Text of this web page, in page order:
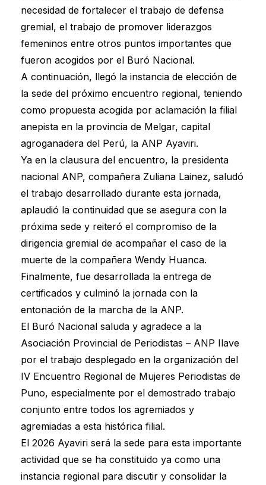
necesidad de fortalecer el trabajo de defensa
gremial, el trabajo de promover liderazgos
femeninos entre otros puntos importantes que
fueron acogidos por el Buró Nacional.
A continuación, llegó la instancia de elección de
la sede del próximo encuentro regional, teniendo
como propuesta acogida por aclamación la filial
anepista en la provincia de Melgar, capital
agroganadera del Perú, la ANP Ayaviri.
Ya en la clausura del encuentro, la presidenta
nacional ANP, compañera Zuliana Lainez, saludó
el trabajo desarrollado durante esta jornada,
aplaudió la continuidad que se asegura con la
próxima sede y reiteró el compromiso de la
dirigencia gremial de acompañar el caso de la
muerte de la compañera Wendy Huanca.
Finalmente, fue desarrollada la entrega de
certificados y culminó la jornada con la
entonación de la marcha de la ANP.
El Buró Nacional saluda y agradece a la
Asociación Provincial de Periodistas – ANP Ilave
por el trabajo desplegado en la organización del
IV Encuentro Regional de Mujeres Periodistas de
Puno, especialmente por el demostrado trabajo
conjunto entre todos los agremiados y
agremiadas a esta histórica filial.
El 2026 Ayaviri será la sede para esta importante
actividad que se ha constituido ya como una
instancia regional para discutir y consolidar la